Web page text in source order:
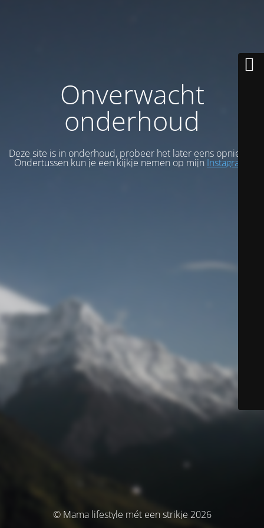
Onverwacht
onderhoud
Deze site is in onderhoud, probeer het later eens opnieuw.
Ondertussen kun je een kijkje nemen op mijn Instagram
© Mama lifestyle mét een strikje 2026